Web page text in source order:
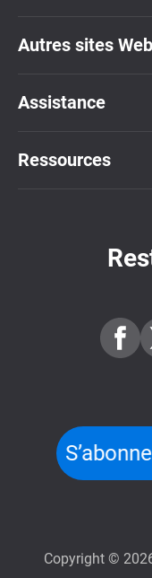
Autres sites
Assistance
Ressources
Copyright ©